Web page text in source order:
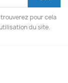
pour cela
du site.